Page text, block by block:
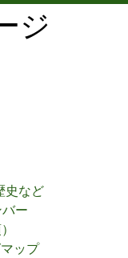
ジ
史など
ー
ップ